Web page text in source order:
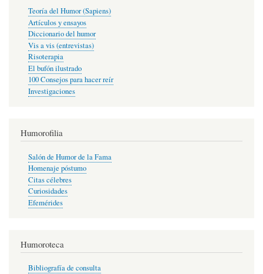
Teoría del Humor (Sapiens)
Artículos y ensayos
Diccionario del humor
Vis a vis (entrevistas)
Risoterapia
El bufón ilustrado
100 Consejos para hacer reír
Investigaciones
Humorofilia
Salón de Humor de la Fama
Homenaje póstumo
Citas célebres
Curiosidades
Efemérides
Humoroteca
Bibliografía de consulta